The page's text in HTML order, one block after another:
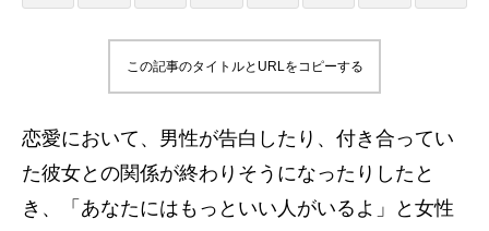
この記事のタイトルとURLをコピーする
恋愛において、男性が告白したり、付き合ってい
た彼女との関係が終わりそうになったりしたと
き、「あなたにはもっといい人がいるよ」と女性